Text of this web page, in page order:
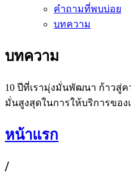
คำถามที่พบบ่อย
บทความ
บทความ
10 ปีที่เรามุ่งมั่นพัฒนา ก้าวสู่
มั่นสูงสุดในการให้บริการของ
หน้าแรก
/